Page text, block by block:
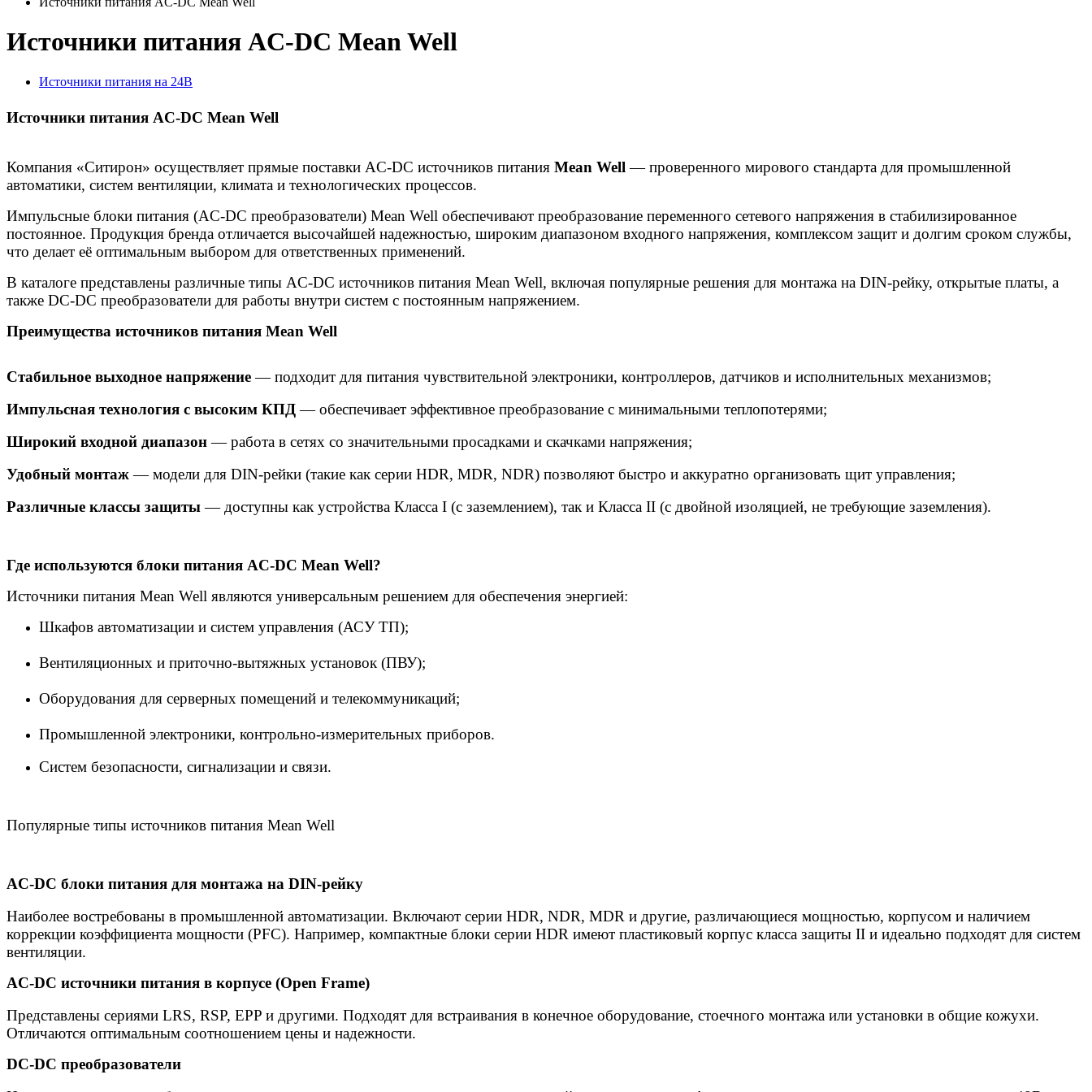
Источники питания AC-DC Mean Well
Источники питания на 24В
Источники питания AC-DC Mean Well
Компания «Ситирон» осуществляет прямые поставки AC-DC источников питания Mean Well — проверенного мирового стандарта для промышленной
автоматики, систем вентиляции, климата и технологических процессов.
Импульсные блоки питания (AC-DC преобразователи) Mean Well обеспечивают преобразование переменного сетевого напряжения в стабилизированное
постоянное. Продукция бренда отличается высочайшей надежностью, широким диапазоном входного напряжения, комплексом защит и долгим сроком службы,
что делает её оптимальным выбором для ответственных применений.
В каталоге представлены различные типы AC-DC источников питания Mean Well, включая популярные решения для монтажа на DIN-рейку, открытые платы, а
также DC-DC преобразователи для работы внутри систем с постоянным напряжением.
Преимущества источников питания Mean Well
Стабильное выходное напряжение— подходит для питания чувствительной электроники, контроллеров, датчиков и исполнительных механизмов;
Импульсная технология с высоким КПД— обеспечивает эффективное преобразование с минимальными теплопотерями;
Широкий входной диапазон— работа в сетях со значительными просадками и скачками напряжения;
Удобный монтаж— модели для DIN-рейки (такие как серии HDR, MDR, NDR) позволяют быстро и аккуратно организовать щит управления;
Различные классы защиты— доступны как устройства Класса I (с заземлением), так и Класса II (с двойной изоляцией, не требующие заземления).
Где используются блоки питания AC-DC Mean Well?
Источники питания Mean Well являются универсальным решением для обеспечения энергией:
Шкафов автоматизации и систем управления (АСУ ТП);
Вентиляционных и приточно-вытяжных установок (ПВУ);
Оборудования для серверных помещений и телекоммуникаций;
Промышленной электроники, контрольно-измерительных приборов.
Систем безопасности, сигнализации и связи.
Популярные типы источников питания Mean Well
AC-DC блоки питания для монтажа на DIN-рейку
Наиболее востребованы в промышленной автоматизации. Включают серии HDR, NDR, MDR и другие, различающиеся мощностью, корпусом и наличием
коррекции коэффициента мощности (PFC). Например, компактные блоки серии HDR имеют пластиковый корпус класса защиты II и идеально подходят для систем
вентиляции.
AC-DC источники питания в корпусе (Open Frame)
Представлены сериями LRS, RSP, EPP и другими. Подходят для встраивания в конечное оборудование, стоечного монтажа или установки в общие кожухи.
Отличаются оптимальным соотношением цены и надежности.
DC-DC преобразователи